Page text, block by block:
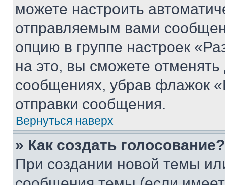
можете настроить
отправляемым вами
опцию в группе настроек
на это, вы сможете
сообщениях, убрав флажок
отправки сообщения.
Вернуться наверх
» Как создать голосование?
При создании новой темы